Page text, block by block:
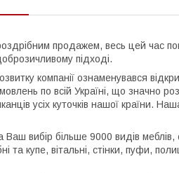
продажем, весь цей час
підході.
компанії ознаменувався
по всій Україні, що значно
усіх куточків нашої країни.
вибір більше 9000 видів меблів,
та купе, вітальні, стінки, пуфи,